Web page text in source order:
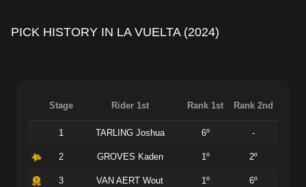
PICK HISTORY IN LA VUELTA (2024)
Stage Rider 1st Rank 1st Rank 2nd
1 TARLING Joshua 6º -
2 GROVES Kaden 1º 2º
3 VAN AERT Wout 1º 6º